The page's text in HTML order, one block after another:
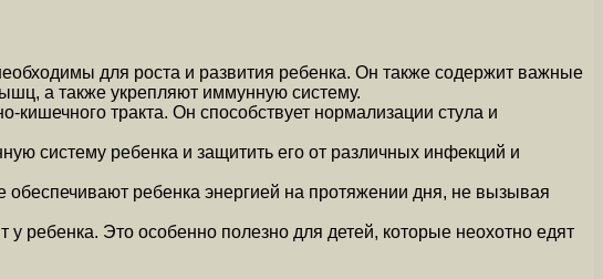
для роста и развития ребенка. Он также содержит важные
а также укрепляют иммунную систему.
кишечного тракта. Он способствует нормализации стула и
систему ребенка и защитить его от различных инфекций и
ребенка энергией на протяжении дня, не вызывая
ребенка. Это особенно полезно для детей, которые неохотно едят